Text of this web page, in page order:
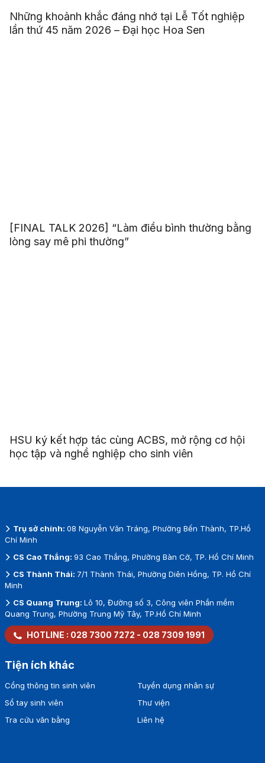
Những khoảnh khắc đáng nhớ tại Lễ Tốt nghiệp
lần thứ 45 năm 2026 – Đại học Hoa Sen
[FINAL TALK 2026] “Làm điều bình thường bằng
lòng say mê phi thường”
HSU ký kết hợp tác cùng ACBS, mở rộng cơ hội
học tập và nghề nghiệp cho sinh viên
Trụ sở chính: 08 Nguyễn Văn Tráng, Phường Bến Thành, TP.Hồ
Chí Minh
CS Cao Thắng: 93 Cao Thắng, Phường Bàn Cờ, TP. Hồ Chí Minh
CS Thành Thái: 7/1 Thành Thái, Phường Diên Hồng, TP. Hồ Chí
Minh
CS Quang Trung: Lô 10, Đường số 3, Công viên Phần mềm
Quang Trung, Phường Trung Mỹ Tây, TP.Hồ Chí Minh
HOTLINE : 028 7300 7272 - 028 7309 1991
Tiện ích khác
Cổng thông tin sinh viên
Sổ tay sinh viên
Tra cứu văn bằng
Tuyển dụng nhân sự
Thư viện
Liên hệ